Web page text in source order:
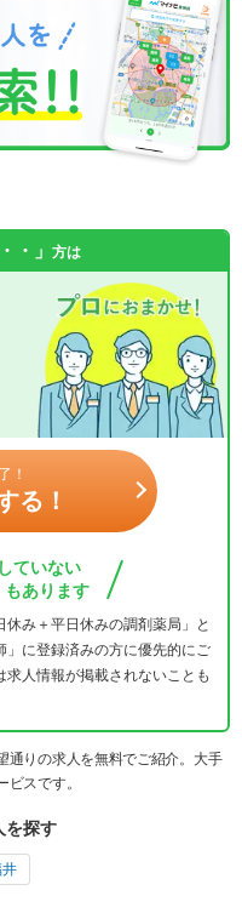
・」 方は
！
る！
ていない
もあります
休み＋平日休みの調剤薬局」と
」に登録済みの方に優先的にご
人情報が掲載されないことも
通りの求人を無料でご紹介。大手
スです。
を探す